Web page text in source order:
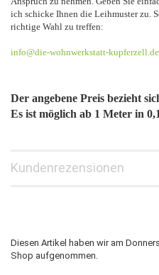
ich schicke Ihnen die Leihmuster zu.
richtige Wahl zu treffen:
info@die-wohnwerkstatt-kupferzell.de
Der angebene Preis bezieht
Es ist möglich ab 1 Meter in
Kundenrezensionen
Diesen Artikel haben wir am
Shop aufgenommen.